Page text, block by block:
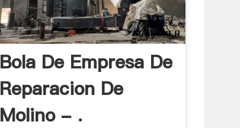
Bola De Empresa De
Reparacion De
Molino - .